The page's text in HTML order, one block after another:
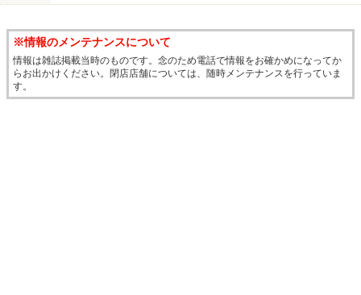
※情報のメンテナンスについて
情報は雑誌掲載当時のものです。念のため電話で情報をお確かめになってか
らお出かけください。閉店店舗については、随時メンテナンスを行っていま
す。